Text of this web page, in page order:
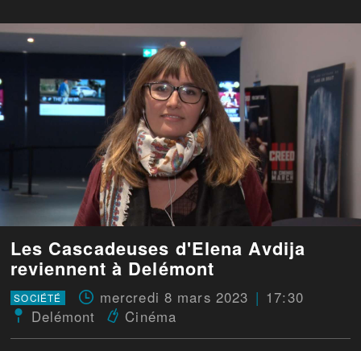
Les Cascadeuses d'Elena Avdija
reviennent à Delémont
SOCIÉTÉ mercredi 8 mars 2023
17:30
Delémont
Cinéma